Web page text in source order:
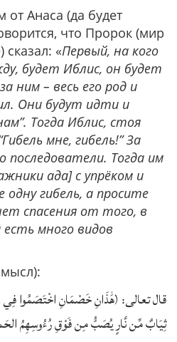
от Анаса (да будет
что Пророк (мир
сказал: «Первый, на кого
будет Иблис, он будет
ним – весь его род и
Они будут идти и
Тогда Иблис, стоя
мне, гибель!” За
последователи. Тогда им
ада] с упрёком и
одну гибель, а просите
спасения от того, в
много видов
قال تعالى: (هَٰذَانِ خَصْمَانِ اخْتَصَمُوا فِي
ثِيَابٌ مِّن نَّارٍ يُصَبُّ مِن فَوْقِ رُءُوسِهِمُ